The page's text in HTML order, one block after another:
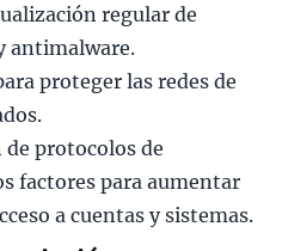
regular de
antimalware.
proteger las redes de
protocolos de
factores para aumentar
a cuentas y sistemas.